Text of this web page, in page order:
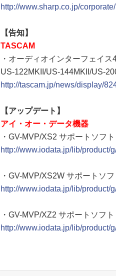
http://www.sharp.co.jp/
【告知】
TASCAM
・オーディオインターフェイ
US-122MKII/US-144MKII/US-
http://tascam.jp/news/display/
【アップデート】
アイ・オー・データ機器
・GV-MVP/XS2 サポートソフト
http://www.iodata.jp/lib/product/
・GV-MVP/XS2W サポートソフ
http://www.iodata.jp/lib/product/
・GV-MVP/XZ2 サポートソフト
http://www.iodata.jp/lib/product/